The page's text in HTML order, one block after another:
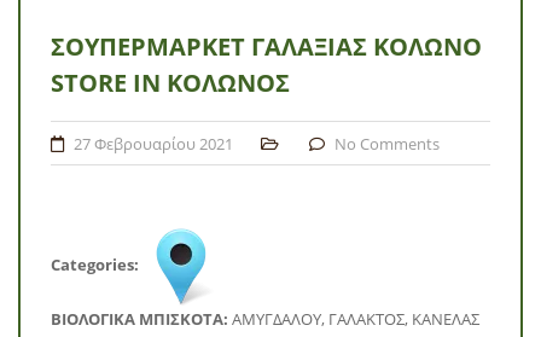
ΣΟΥΠΕΡΜΆΡΚΕΤ ΓΑΛΑΞΊΑΣ ΚΟΛΩΝΌ
STORE IN ΚΟΛΩΝΌΣ
27 Φεβρουαρίου 2021 No Comments
Categories:
BΙΟΛΟΓΙΚΑ ΜΠΙΣΚΟΤΑ: ΑΜΥΓΔΑΛΟΥ, ΓΑΛΑΚΤΟΣ, ΚΑΝΕΛΑΣ